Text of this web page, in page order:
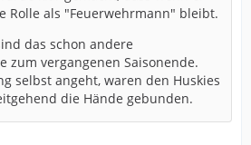
Rolle als "Feuerwehrmann" bleibt.
das schon andere
zum vergangenen Saisonende.
selbst angeht, waren den Huskies
die Hände gebunden.